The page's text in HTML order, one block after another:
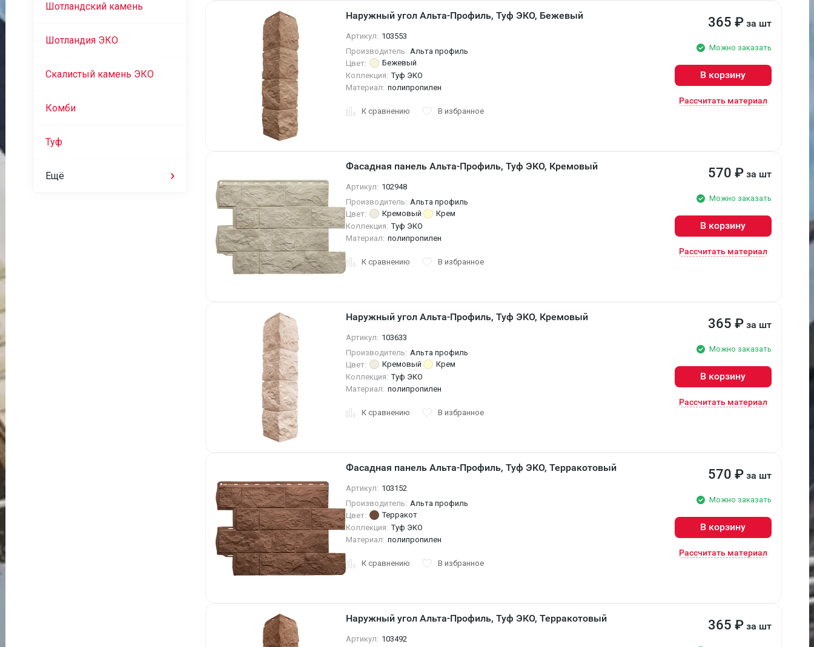
Наружный угол Альта-Профиль, Туф ЭКО, Бежевый
Артикул: 103553
Производитель: Альта профиль
Цвет:
Бежевый
Коллекция: Туф ЭКО
Материал: полипропилен
К сравнению В избранное
365 ₽ за шт
Можно заказать
В корзину
Рассчитать материал
Фасадная панель Альта-Профиль, Туф ЭКО, Кремовый
Артикул: 102948
Производитель: Альта профиль
Цвет:
Кремовый
Крем
Коллекция: Туф ЭКО
Материал: полипропилен
К сравнению В избранное
570 ₽ за шт
Можно заказать
В корзину
Рассчитать материал
Наружный угол Альта-Профиль, Туф ЭКО, Кремовый
Артикул: 103633
Производитель: Альта профиль
Цвет:
Кремовый
Крем
Коллекция: Туф ЭКО
Материал: полипропилен
К сравнению В избранное
365 ₽ за шт
Можно заказать
В корзину
Рассчитать материал
Фасадная панель Альта-Профиль, Туф ЭКО, Терракотовый
Артикул: 103152
Производитель: Альта профиль
Цвет:
Терракот
Коллекция: Туф ЭКО
Материал: полипропилен
К сравнению В избранное
570 ₽ за шт
Можно заказать
В корзину
Рассчитать материал
Наружный угол Альта-Профиль, Туф ЭКО, Терракотовый
Артикул: 103492
365 ₽ за шт
Шотландский камень
Шотландия ЭКО
Скалистый камень ЭКО
Комби
Туф
Ещё